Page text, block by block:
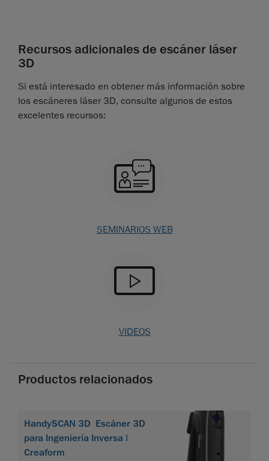
Recursos adicionales de escáner láser
3D
Si está interesado en obtener más información sobre
los escáneres láser 3D, consulte algunos de estos
excelentes recursos:
SEMINARIOS WEB
VIDEOS
Productos relacionados
HandySCAN 3D Escáner 3D
para Ingeniería Inversa |
Creaform